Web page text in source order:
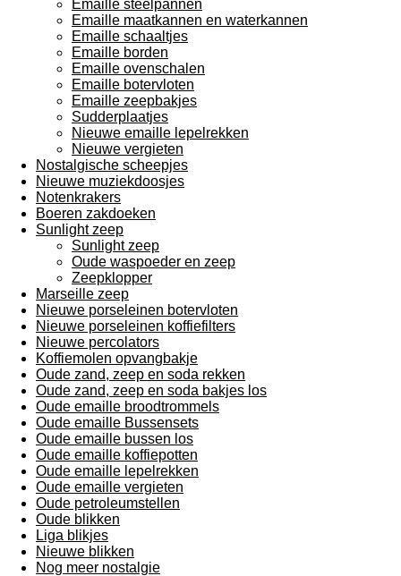
Emaille steelpannen
Emaille maatkannen en waterkannen
Emaille schaaltjes
Emaille borden
Emaille ovenschalen
Emaille botervloten
Emaille zeepbakjes
Sudderplaatjes
Nieuwe emaille lepelrekken
Nieuwe vergieten
Nostalgische scheepjes
Nieuwe muziekdoosjes
Notenkrakers
Boeren zakdoeken
Sunlight zeep
Sunlight zeep
Oude waspoeder en zeep
Zeepklopper
Marseille zeep
Nieuwe porseleinen botervloten
Nieuwe porseleinen koffiefilters
Nieuwe percolators
Koffiemolen opvangbakje
Oude zand, zeep en soda rekken
Oude zand, zeep en soda bakjes los
Oude emaille broodtrommels
Oude emaille Bussensets
Oude emaille bussen los
Oude emaille koffiepotten
Oude emaille lepelrekken
Oude emaille vergieten
Oude petroleumstellen
Oude blikken
Liga blikjes
Nieuwe blikken
Nog meer nostalgie